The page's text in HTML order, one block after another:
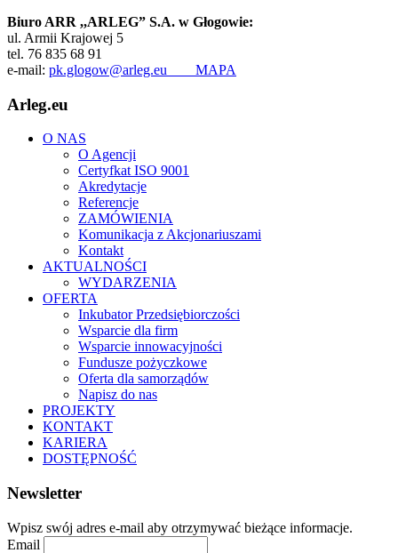
Biuro ARR ,,ARLEG” S.A. w Głogowie:
ul. Armii Krajowej 5
tel. 76 835 68 91
e-mail: pk.glogow@arleg.eu MAPA
Arleg.eu
O NAS
O Agencji
Certyfkat ISO 9001
Akredytacje
Referencje
ZAMÓWIENIA
Komunikacja z Akcjonariuszami
Kontakt
AKTUALNOŚCI
WYDARZENIA
OFERTA
Inkubator Przedsiębiorczości
Wsparcie dla firm
Wsparcie innowacyjności
Fundusze pożyczkowe
Oferta dla samorządów
Napisz do nas
PROJEKTY
KONTAKT
KARIERA
DOSTĘPNOŚĆ
Newsletter
Wpisz swój adres e-mail aby otrzymywać bieżące informacje.
Email